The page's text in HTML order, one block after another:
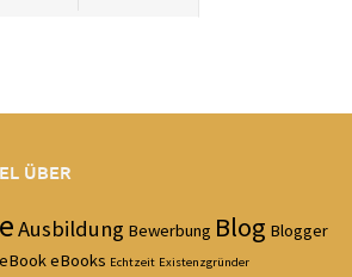
ÜBER
Ausbildung Bewerbung Blog Blogger
eBookeBooks Echtzeit Existenzgründer